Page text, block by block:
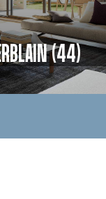
(44)